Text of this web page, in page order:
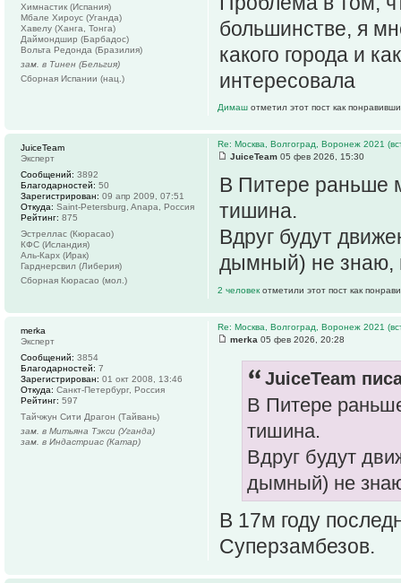
большинстве, я
какого города и
интересовала
Димаш отметил этот пост как
Химнастик (Испания)
Мбале Хироус (Уганда)
Хавелу (Ханга, Тонга)
Даймондшир (Барбадос)
Вольта Редонда (Бразилия)
зам. в Тинен (Бельгия)
Сборная Испании (нац.)
Re: Москва, Волгоград, Воронеж 2021
JuiceTeam 05 фев 2026, 15:30
В Питере раньше
тишина.
Вдруг будут
дымный) не знаю,
2 человек отметили этот пост как
JuiceTeam
Эксперт
Сообщений: 3892
Благодарностей: 50
Зарегистрирован: 09 апр 2009, 07:51
Откуда: Saint-Petersburg, Anapa, Россия
Рейтинг: 875
Эстреллас (Кюрасао)
КФС (Исландия)
Аль-Карх (Ирак)
Гарднерсвил (Либерия)
Сборная Кюрасао (мол.)
Re: Москва, Волгоград, Воронеж 2021
merka 05 фев 2026, 20:28
JuiceTeam
В Питере
тишина.
Вдруг будут
дымный) не
В 17м году
Суперзамбезов.
merka
Эксперт
Сообщений: 3854
Благодарностей: 7
Зарегистрирован: 01 окт 2008, 13:46
Откуда: Санкт-Петербург, Россия
Рейтинг: 597
Тайчжун Сити Драгон (Тайвань)
зам. в Митьяна Тэкси (Уганда)
зам. в Индастриас (Катар)